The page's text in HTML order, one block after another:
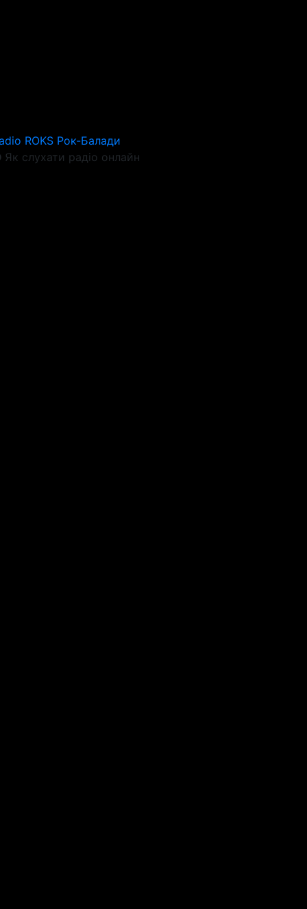
ROKS Рок-Балади
Як слухати радіо онлайн